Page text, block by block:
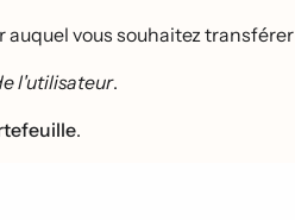
vous souhaitez
l'utilisateur.
.